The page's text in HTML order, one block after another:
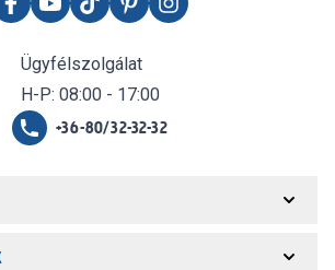
Ügyfélszolgálat
H-P: 08:00 - 17:00
+36-80/32-32-32